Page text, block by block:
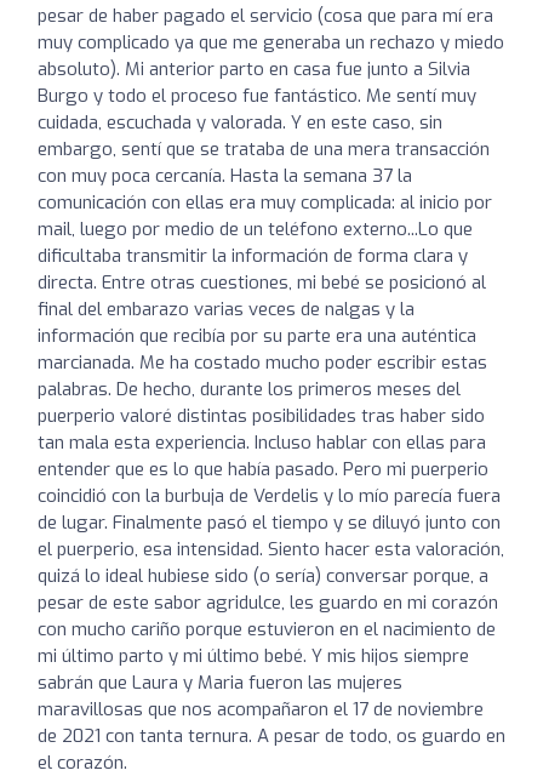
pesar de haber pagado el servicio (cosa que para mí era
muy complicado ya que me generaba un rechazo y miedo
absoluto). Mi anterior parto en casa fue junto a Silvia
Burgo y todo el proceso fue fantástico. Me sentí muy
cuidada, escuchada y valorada. Y en este caso, sin
embargo, sentí que se trataba de una mera transacción
con muy poca cercanía. Hasta la semana 37 la
comunicación con ellas era muy complicada: al inicio por
mail, luego por medio de un teléfono externo...Lo que
dificultaba transmitir la información de forma clara y
directa. Entre otras cuestiones, mi bebé se posicionó al
final del embarazo varias veces de nalgas y la
información que recibía por su parte era una auténtica
marcianada. Me ha costado mucho poder escribir estas
palabras. De hecho, durante los primeros meses del
puerperio valoré distintas posibilidades tras haber sido
tan mala esta experiencia. Incluso hablar con ellas para
entender que es lo que había pasado. Pero mi puerperio
coincidió con la burbuja de Verdelis y lo mío parecía fuera
de lugar. Finalmente pasó el tiempo y se diluyó junto con
el puerperio, esa intensidad. Siento hacer esta valoración,
quizá lo ideal hubiese sido (o sería) conversar porque, a
pesar de este sabor agridulce, les guardo en mi corazón
con mucho cariño porque estuvieron en el nacimiento de
mi último parto y mi último bebé. Y mis hijos siempre
sabrán que Laura y Maria fueron las mujeres
maravillosas que nos acompañaron el 17 de noviembre
de 2021 con tanta ternura. A pesar de todo, os guardo en
el corazón.